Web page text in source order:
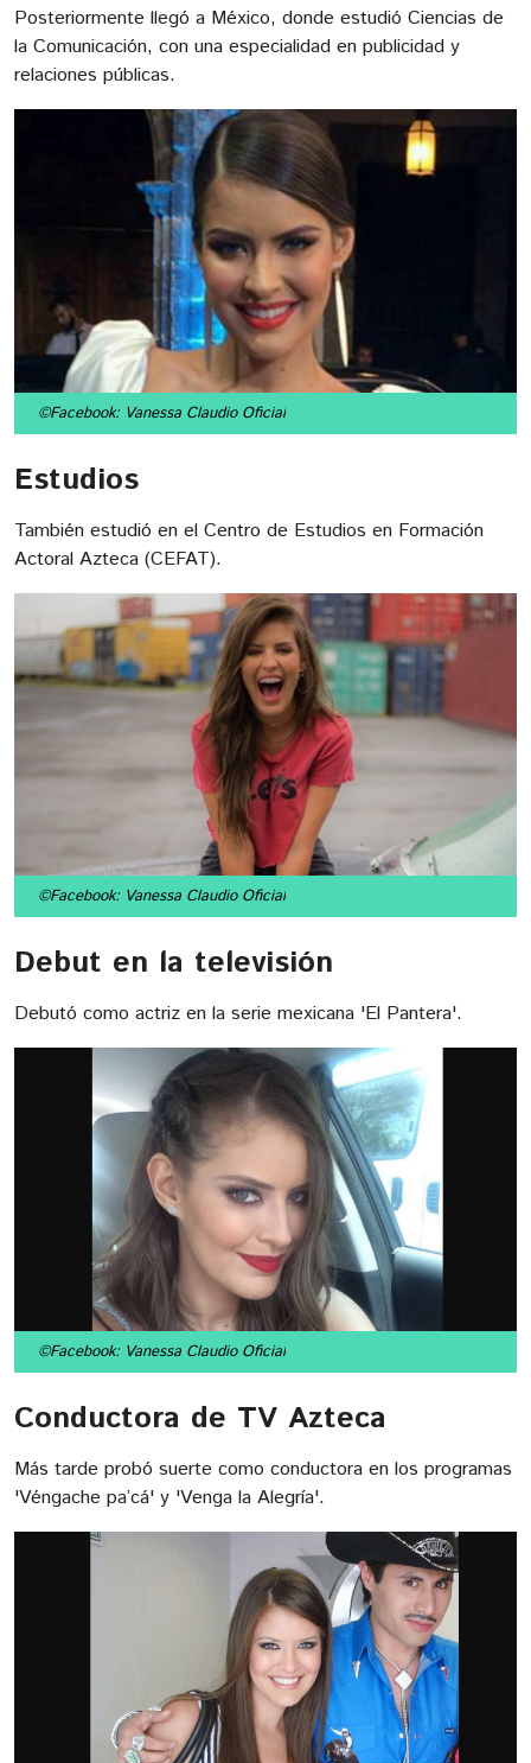
Posteriormente llegó a México, donde estudió Ciencias de
la Comunicación, con una especialidad en publicidad y
relaciones públicas.
©Facebook: Vanessa Claudio Oficial
Estudios
También estudió en el Centro de Estudios en Formación
Actoral Azteca (CEFAT).
©Facebook: Vanessa Claudio Oficial
Debut en la televisión
Debutó como actriz en la serie mexicana 'El Pantera'.
©Facebook: Vanessa Claudio Oficial
Conductora de TV Azteca
Más tarde probó suerte como conductora en los programas
'Véngache pa’cá' y 'Venga la Alegría'.